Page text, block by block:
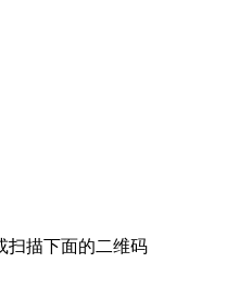
扫描下面的二维码